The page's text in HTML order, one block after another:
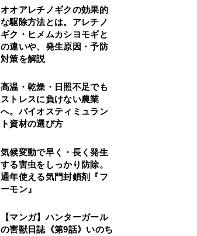
オオアレチノギクの効果的
な駆除方法とは。アレチノ
ギク・ヒメムカシヨモギと
の違いや、発生原因・予防
対策を解説
高温・乾燥・日照不足でも
ストレスに負けない農業
へ。バイオスティミュラン
ト資材の選び方
気候変動で早く・長く発生
する害虫をしっかり防除。
通年使える気門封鎖剤『フ
ーモン』
【マンガ】ハンターガール
の害獣日誌《第9話》いのち